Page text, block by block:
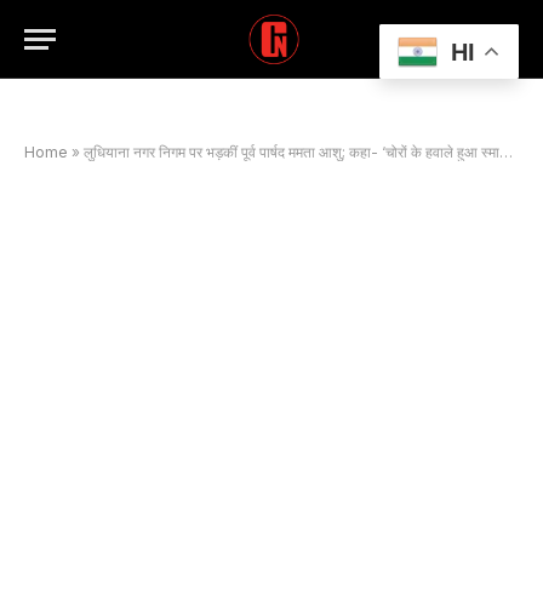
Home » लुधियाना नगर निगम पर भड़कीं पूर्व पार्षद ममता आशु; कहा- ‘चोरों के हवाले हुआ स्मार्ट सिटी का पैसा’
HI